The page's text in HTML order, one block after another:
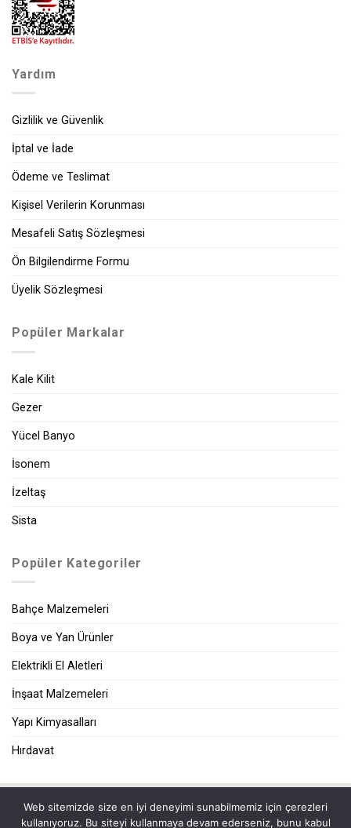
Yardım
Gizlilik ve Güvenlik
İptal ve İade
Ödeme ve Teslimat
Kişisel Verilerin Korunması
Mesafeli Satış Sözleşmesi
Ön Bilgilendirme Formu
Üyelik Sözleşmesi
Popüler Markalar
Kale Kilit
Gezer
Yücel Banyo
İsonem
İzeltaş
Sista
Popüler Kategoriler
Bahçe Malzemeleri
Boya ve Yan Ürünler
Elektrikli El Aletleri
İnşaat Malzemeleri
Yapı Kimyasalları
Hırdavat
|
Web sitemizde size en iyi deneyimi sunabilmemiz için çerezleri
kullanıyoruz. Bu siteyi kullanmaya devam ederseniz, bunu kabul